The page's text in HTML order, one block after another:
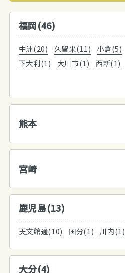
福岡(46)
中洲(20) 久留米(11) 小倉(5)
下大利(1)
大川市(1)
西新(1)
熊本
宮崎
鹿児島(13)
天文館通(10) 国分(1) 川内(1)
大分(4)